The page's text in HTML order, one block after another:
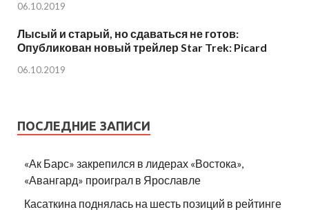
06.10.2019
Лысый и старый, но сдаваться не готов:
Опубликован новый трейлер Star Trek: Picard
06.10.2019
ПОСЛЕДНИЕ ЗАПИСИ
«Ак Барс» закрепился в лидерах «Востока»,
«Авангард» проиграл в Ярославле
Касаткина поднялась на шесть позиций в рейтинге